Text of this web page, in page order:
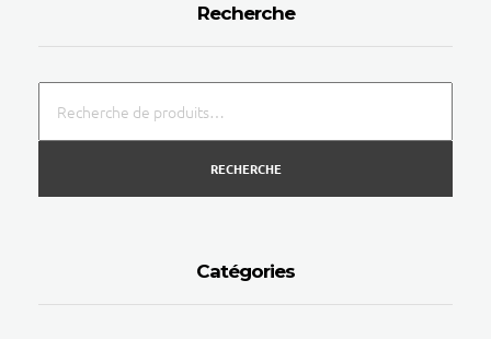
Recherche
RECHERCHE
Catégories